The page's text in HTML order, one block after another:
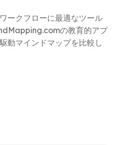
ークフローに最適なツール
の教育的アプ
動マインドマップを比較し